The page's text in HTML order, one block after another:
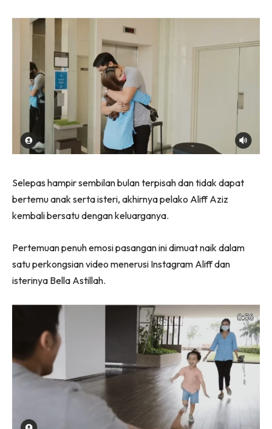
Selepas hampir sembilan bulan terpisah dan tidak dapat
bertemu anak serta isteri, akhirnya pelako Aliff Aziz
kembali bersatu dengan keluarganya.
Pertemuan penuh emosi pasangan ini dimuat naik dalam
satu perkongsian video menerusi Instagram Aliff dan
isterinya Bella Astillah.